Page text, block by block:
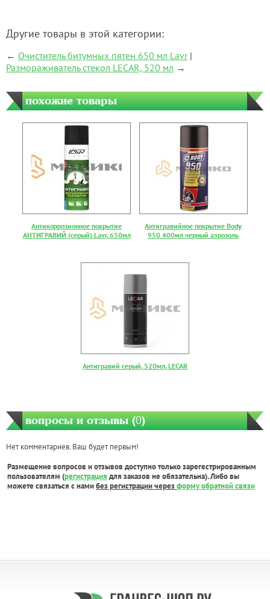
Другие товары в этой категории:
← Очиститель битумных пятен 650 мл Lavr|
Размораживатель стекол LECAR, 520 мл →
похожие товары
Антикоррозионное покрытие
АНТИГРАВИЙ (серый) Lavr, 650мл
Антигравийное покрытие Body
950 400мл черный аэрозоль
Антигравий серый, 520мл, LECAR
вопросы и отзывы (0)
Нет комментариев. Ваш будет первым!
Размещение вопросов и отзывов доступно только зарегестрированным
пользователям (регистрация для заказов не обязательна). Либо вы
можете связаться с намибез регистрации через форму обратной связи